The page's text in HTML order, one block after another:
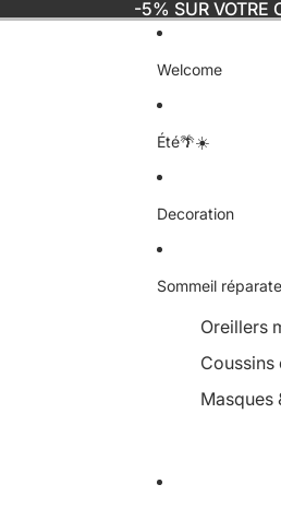
-5% SUR VOTRE
Welcome
Été🌴☀️
Decoration
Sommeil
Oreillers
Masques